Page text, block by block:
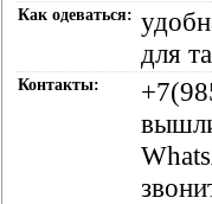
Как одеваться:
для
Контакты: